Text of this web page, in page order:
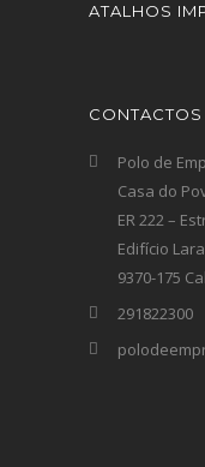
ATALHOS
CONTACTOS
Polo de
Casa do
ER 222 –
Edifício
9370-175
291822300